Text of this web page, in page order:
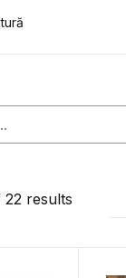
22 results